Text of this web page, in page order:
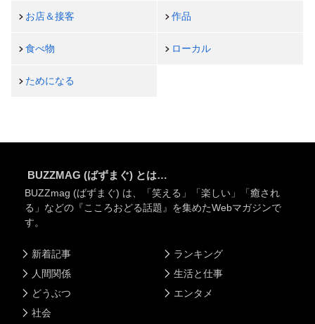
お店＆接客 作品
食べ物 ローカル
ためになる
BUZZMAG (ばずまぐ) とは…
BUZZmag (ばずまぐ) は、「笑える」「楽しい」「癒され
る」などの『こころおどる話題』を集めたWebマガジンで
す。
新着記事
人間関係
どうぶつ
社会
ランキング
生活と仕事
エンタメ